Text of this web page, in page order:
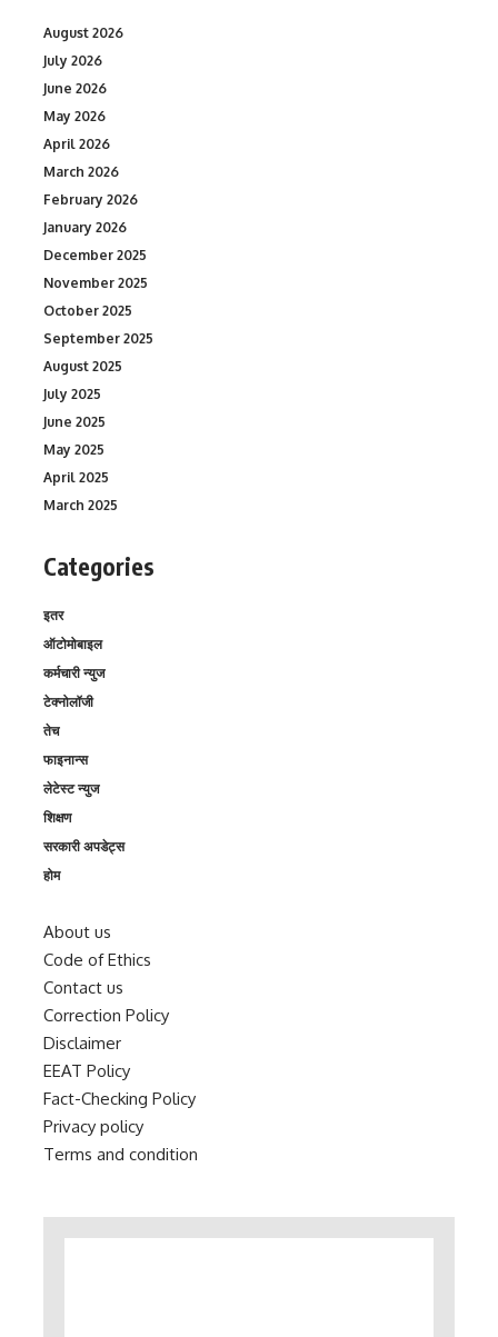
August 2026
July 2026
June 2026
May 2026
April 2026
March 2026
February 2026
January 2026
December 2025
November 2025
October 2025
September 2025
August 2025
July 2025
June 2025
May 2025
April 2025
March 2025
Categories
इतर
ऑटोमोबाइल
कर्मचारी न्युज
टेक्नोलॉजी
तेच
फाइनान्स
लेटेस्ट न्युज
शिक्षण
सरकारी अपडेट्स
होम
About us
Code of Ethics
Contact us
Correction Policy
Disclaimer
EEAT Policy
Fact-Checking Policy
Privacy policy
Terms and condition